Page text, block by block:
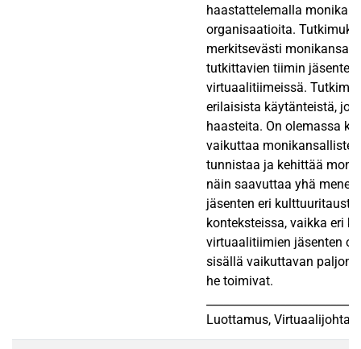
haastattelemalla
organisaatioita.
merkitsevästi
tutkittavien tiimin
virtuaalitiimeissä.
erilaisista käytänteistä,
haasteita. On olemassa
vaikuttaa
tunnistaa ja kehittää
näin saavuttaa yhä
jäsenten eri
konteksteissa, vaikka eri
virtuaalitiimien jäsenten
sisällä vaikuttavan paljon
he toimivat.
Luottamus,